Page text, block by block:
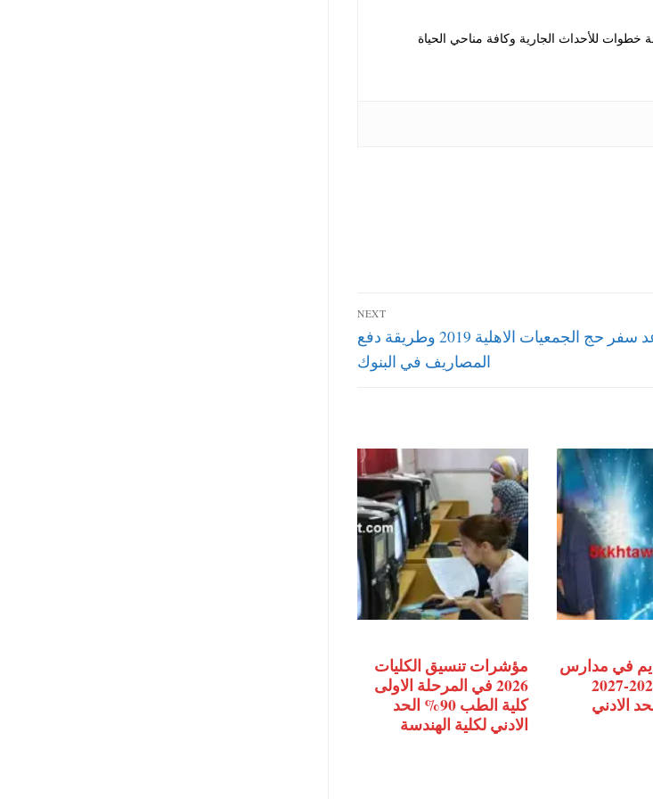
للأحداث الجارية وكافة مناحي الحياة
NEXT
موعد سفر حج الجمعيات الاهلية 2019 وطريقة دفع
المصاريف في البنوك
في مدارس
المتفوقين 2026-2027
الادني
مؤشرات تنسيق الكليات
2026 في المرحلة الاولى
كلية الطب 90% الحد
الادني لكلية الهندسة